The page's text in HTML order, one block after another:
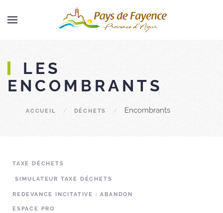
Skip to main content
LES
ENCOMBRANTS
ACCUEIL DÉCHETS Encombrants
TAXE DÉCHETS
SIMULATEUR TAXE DÉCHETS
REDEVANCE INCITATIVE : ABANDON
ESPACE PRO